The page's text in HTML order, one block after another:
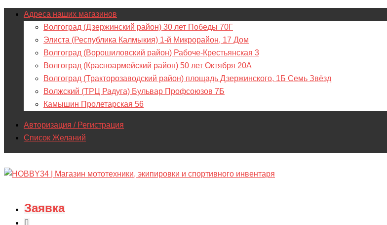
Адреса наших магазинов
Волгоград (Дзержинский район) 30 лет Победы 70Г
Элиста (Республика Калмыкия) 1-й Микрорайон, 17 Дом
Волгоград (Ворошиловский район) Рабоче-Крестьянская 3
Волгоград (Красноармейский район) 50 лет Октября 20А
Волгоград (Тракторозаводский район) площадь Дзержинского, 1Б Семь Звёзд
Волжский (ТРЦ Радуга) Бульвар Профсоюзов 7Б
Камышин Пролетарская 56
Авторизация / Регистрация
Список Желаний
Заявка